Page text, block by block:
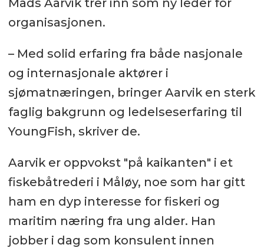
Mads Aarvik trer inn som ny leder for
organisasjonen.
– Med solid erfaring fra både nasjonale
og internasjonale aktører i
sjømatnæringen, bringer Aarvik en sterk
faglig bakgrunn og ledelseserfaring til
YoungFish, skriver de.
Aarvik er oppvokst "på kaikanten" i et
fiskebåtrederi i Måløy, noe som har gitt
ham en dyp interesse for fiskeri og
maritim næring fra ung alder. Han
jobber i dag som konsulent innen